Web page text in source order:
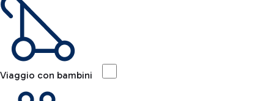
Viaggio con bambini